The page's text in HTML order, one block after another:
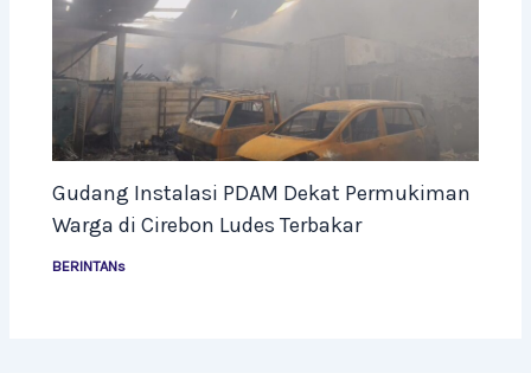
Gudang Instalasi PDAM Dekat Permukiman
Warga di Cirebon Ludes Terbakar
BERINTANs